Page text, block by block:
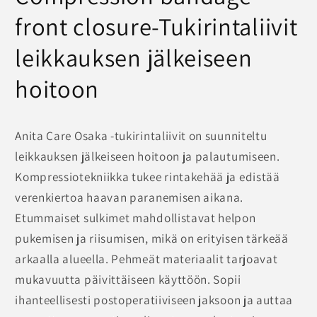
front closure-Tukirintaliivit
leikkauksen jälkeiseen
hoitoon
Anita Care Osaka -tukirintaliivit on suunniteltu
leikkauksen jälkeiseen hoitoon ja palautumiseen.
Kompressiotekniikka tukee rintakehää ja edistää
verenkiertoa haavan paranemisen aikana.
Etummaiset sulkimet mahdollistavat helpon
pukemisen ja riisumisen, mikä on erityisen tärkeää
arkaalla alueella. Pehmeät materiaalit tarjoavat
mukavuutta päivittäiseen käyttöön. Sopii
ihanteellisesti postoperatiiviseen jaksoon ja auttaa